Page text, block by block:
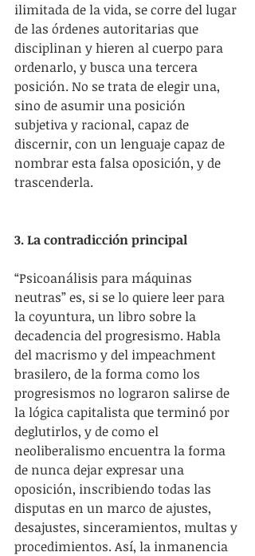
ilimitada de la vida, se corre del lugar
de las órdenes autoritarias que
disciplinan y hieren al cuerpo para
ordenarlo, y busca una tercera
posición. No se trata de elegir una,
sino de asumir una posición
subjetiva y racional, capaz de
discernir, con un lenguaje capaz de
nombrar esta falsa oposición, y de
trascenderla.
3. La contradicción principal
“Psicoanálisis para máquinas
neutras” es, si se lo quiere leer para
la coyuntura, un libro sobre la
decadencia del progresismo. Habla
del macrismo y del impeachment
brasilero, de la forma como los
progresismos no lograron salirse de
la lógica capitalista que terminó por
deglutirlos, y de como el
neoliberalismo encuentra la forma
de nunca dejar expresar una
oposición, inscribiendo todas las
disputas en un marco de ajustes,
desajustes, sinceramientos, multas y
procedimientos. Así, la inmanencia